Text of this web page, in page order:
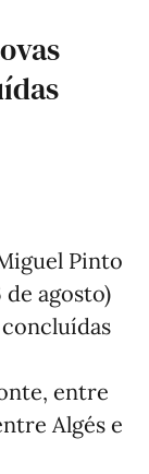
Pinto
agosto)
entre
Algés e